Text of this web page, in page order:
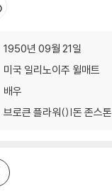
1950년 09월 21일
미국 일리노이주 윌매트
배우
브로큰 플라워()|돈 존스톤